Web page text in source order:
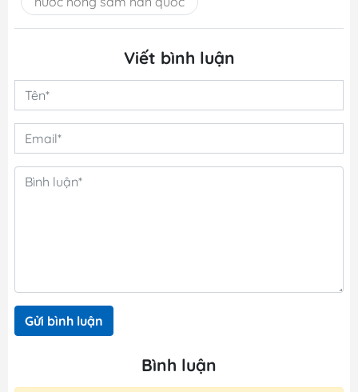
Viết bình luận
Gửi bình luận
Bình luận